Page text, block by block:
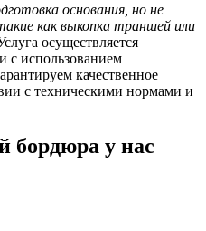
основания, но не
как выкопка траншей или
осуществляется
с использованием
качественное
с техническими нормами и
бордюра у нас